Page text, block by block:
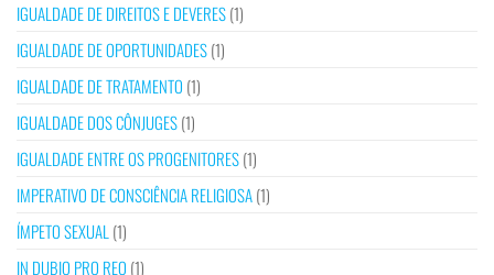
IGUALDADE DE DIREITOS E DEVERES(1)
IGUALDADE DE OPORTUNIDADES(1)
IGUALDADE DE TRATAMENTO (1)
IGUALDADE DOS CÔNJUGES(1)
IGUALDADE ENTRE OS PROGENITORES(1)
IMPERATIVO DE CONSCIÊNCIA RELIGIOSA(1)
ÍMPETO SEXUAL (1)
IN DUBIO PRO REO (1)